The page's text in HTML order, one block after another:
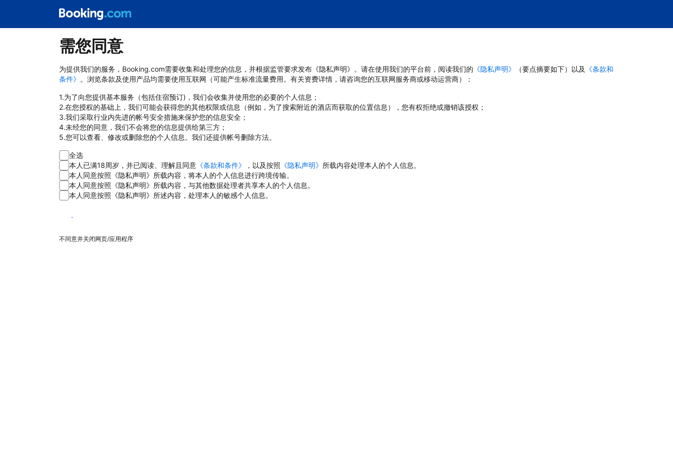
需您同意
为提供我们的服务，Booking.com需要收集和处理您的信息，并根据监管要求发布《隐私声明》。请在使用我们的平台前，阅读我们的 《隐私声明》 （要点摘要如下）以及 《条款和
条件》 。浏览条款及使用产品均需要使用互联网（可能产生标准流量费用。有关资费详情，请咨询您的互联网服务商或移动运营商）：
1.为了向您提供基本服务（包括住宿预订)，我们会收集并使用您的必要的个人信息；
2.在您授权的基础上，我们可能会获得您的其他权限或信息（例如，为了搜索附近的酒店而获取的位置信息），您有权拒绝或撤销该授权；
3.我们采取行业内先进的帐号安全措施来保护您的信息安全；
4.未经您的同意，我们不会将您的信息提供给第三方；
5.您可以查看、修改或删除您的个人信息。我们还提供帐号删除方法。
全选
本人已满18周岁，并已阅读、理解且同意 《条款和条件》 ，以及按照 《隐私声明》 所载内容处理本人的个人信息。
本人同意按照《隐私声明》所载内容，将本人的个人信息进行跨境传输。
本人同意按照《隐私声明》所载内容，与其他数据处理者共享本人的个人信息。
本人同意按照《隐私声明》所述内容，处理本人的敏感个人信息。
同意
不同意并关闭网页/应用程序